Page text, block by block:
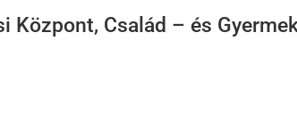
Központ, Család – és